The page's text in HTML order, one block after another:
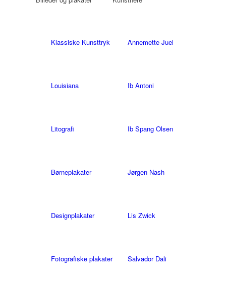
Klassiske Kunsttryk
Louisiana
Litografi
Børneplakater
Designplakater
Fotografiske plakater
Annemette Juel
Ib Antoni
Ib Spang Olsen
Jørgen Nash
Lis Zwick
Salvador Dali